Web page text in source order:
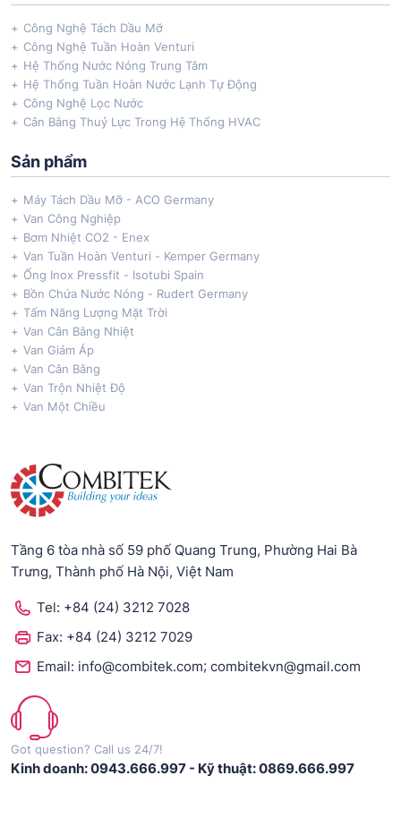
Công Nghệ Tách Dầu Mỡ
Công Nghệ Tuần Hoàn Venturi
Hệ Thống Nước Nóng Trung Tâm
Hệ Thống Tuần Hoàn Nước Lạnh Tự Động
Công Nghệ Lọc Nước
Cân Bằng Thuỷ Lực Trong Hệ Thống HVAC
Sản phẩm
Máy Tách Dầu Mỡ - ACO Germany
Van Công Nghiệp
Bơm Nhiệt CO2 - Enex
Van Tuần Hoàn Venturi - Kemper Germany
Ống Inox Pressfit - Isotubi Spain
Bồn Chứa Nước Nóng - Rudert Germany
Tấm Năng Lượng Mặt Trời
Van Cân Bằng Nhiệt
Van Giảm Áp
Van Cân Bằng
Van Trộn Nhiệt Độ
Van Một Chiều
Tầng 6 tòa nhà số 59 phố Quang Trung, Phường Hai Bà
Trưng, Thành phố Hà Nội, Việt Nam
Tel: +84 (24) 3212 7028
Fax: +84 (24) 3212 7029
Email: info@combitek.com; combitekvn@gmail.com
Got question? Call us 24/7!
Kinh doanh: 0943.666.997 - Kỹ thuật: 0869.666.997